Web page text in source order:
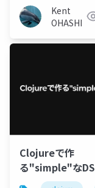
Kent
OHASHI
Clojureで作
る"simple"な